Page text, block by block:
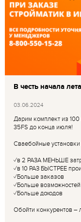
В честь начала
03.06.2024
Дарим комплект из
35FS до конца июля!
Сваебойные установки
✓в 2 РАЗА МЕНЬШЕ
✓в 10 РАЗ БЫСТРЕЕ
✓Больше заказов
✓Больше возможностей
✓Больше доходов
Обойти конкурентов –